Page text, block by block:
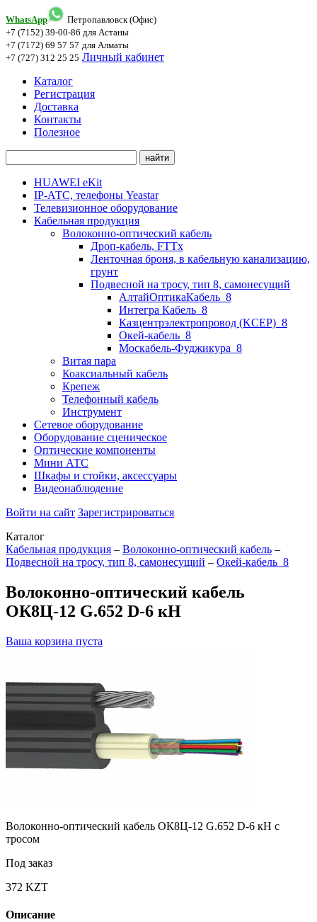
WhatsApp
Петропавловск (Офис)
+7 (7152) 39-00-86 для Астаны
+7 (7172) 69 57 57 для Алматы
+7 (727) 312 25 25 Личный кабинет
Каталог
Регистрация
Доставка
Контакты
Полезное
HUAWEI eKit
IP-АТС, телефоны Yeastar
Телевизионное оборудование
Кабельная продукция
Волоконно-оптический кабель
Дроп-кабель, FTTx
Ленточная броня, в кабельную канализацию,
грунт
Подвесной на тросу, тип 8, самонесущий
АлтайОптикаКабель_8
Интегра Кабель_8
Казцентрэлектропровод (KCEP)_8
Окей-кабель_8
Москабель-Фуджикура_8
Витая пара
Коаксиальный кабель
Крепеж
Телефонный кабель
Инструмент
Сетевое оборудование
Оборудование сценическое
Оптические компоненты
Мини АТС
Шкафы и стойки, аксессуары
Видеонаблюдение
Войти на сайт Зарегистрироваться
Каталог
Кабельная продукция – Волоконно-оптический кабель –
Подвесной на тросу, тип 8, самонесущий – Окей-кабель_8
Волоконно-оптический кабель
ОК8Ц-12 G.652 D-6 кН
Ваша корзина пуста
Волоконно-оптический кабель ОК8Ц-12 G.652 D-6 кН с
тросом
Под заказ
372 KZT
Описание